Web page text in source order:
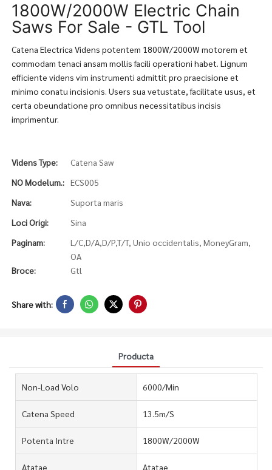
1800W/2000W Electric Chain
Saws For Sale - GTL Tool
Catena Electrica Videns potentem 1800W/2000W motorem et
commodam tenaci ansam mollis facili operationi habet. Lignum
efficiente videns vim instrumenti admittit pro praecisione et
minimo conatu incisionis. Users sua vetustate, facilitate usus, et
certa obeundatione pro omnibus necessitatibus incisis
imprimentur.
Videns Type:
Catena Saw
NO Modelum.: ECS005
Nava:
Suporta maris
Loci Origi:
Sina
Paginam:
L/C,D/A,D/P,T/T, Unio occidentalis, MoneyGram,
OA
Broce:
Gtl
Share with:
Producta
Non-Load Volo 6000/Min
Catena Speed 13.5m/S
Potenta Intre 1800W/2000W
Atatae Atatae